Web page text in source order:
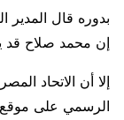
بدوره قال المدير
إن محمد صلاح قد
إلا أن الاتحاد
الرسمي على موقع